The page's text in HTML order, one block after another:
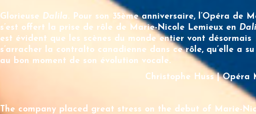
Glorieuse Dalila. Pour son 35ème anniversaire, l’Opéra de
s’est offert la prise de rôle de
Marie-Nicole Lemieux en
est évident que les scènes du monde entier vont désormais
s’arracher la contralto canadienne dans ce rôle, qu’elle a
au bon moment de son évolution vocale.
Christophe Huss | Opéra
The company placed great stress on the debut of
Marie-